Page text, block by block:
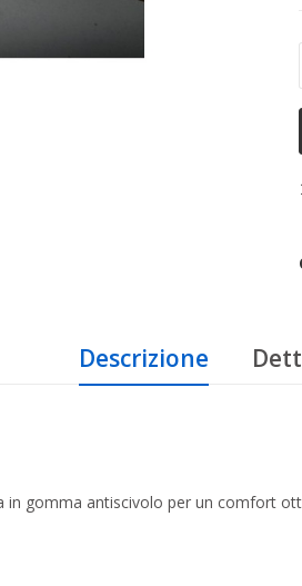
Descrizione
gomma antiscivolo per un comfort